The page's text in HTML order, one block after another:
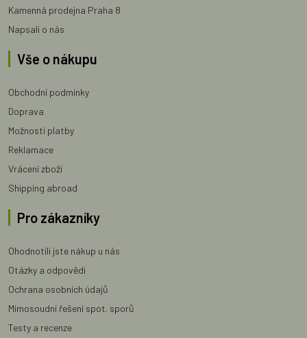
Kamenná prodejna Praha 8
Napsali o nás
Vše o nákupu
Obchodní podmínky
Doprava
Možnosti platby
Reklamace
Vrácení zboží
Shipping abroad
Pro zákazníky
Ohodnotili jste nákup u nás
Otázky a odpovědi
Ochrana osobních údajů
Mimosoudní řešení spot. sporů
Testy a recenze